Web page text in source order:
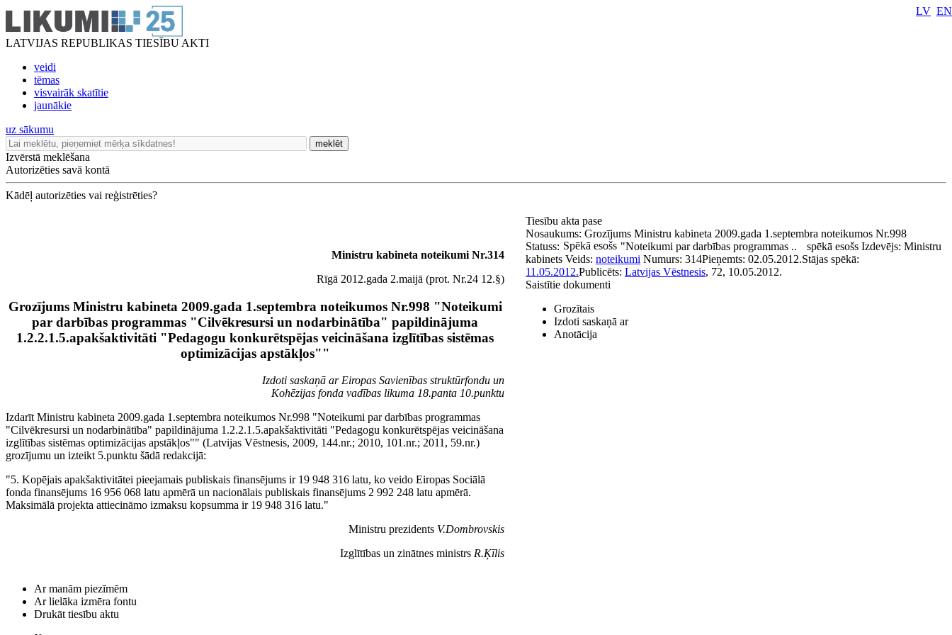
LATVIJAS REPUBLIKAS TIESĪBU AKTI
veidi
tēmas
visvairāk skatītie
jaunākie
LV EN
uz sākumu
meklēt
Izvērstā meklēšana
Autorizēties savā kontā
Kādēļ autorizēties vai reģistrēties?
Ministru kabineta noteikumi Nr.314
Rīgā 2012.gada 2.maijā (prot. Nr.24 12.§)
Grozījums Ministru kabineta 2009.gada 1.septembra noteikumos Nr.998 "Noteikumi
par darbības programmas "Cilvēkresursi un nodarbinātība" papildinājuma
1.2.2.1.5.apakšaktivitāti "Pedagogu konkurētspējas veicināšana izglītības sistēmas
optimizācijas apstākļos""
Izdoti saskaņā ar Eiropas Savienības struktūrfondu un
Kohēzijas fonda vadības likuma 18.panta 10.punktu
Izdarīt Ministru kabineta 2009.gada 1.septembra noteikumos Nr.998 "Noteikumi par darbības programmas
"Cilvēkresursi un nodarbinātība" papildinājuma 1.2.2.1.5.apakšaktivitāti "Pedagogu konkurētspējas veicināšana
izglītības sistēmas optimizācijas apstākļos"" (Latvijas Vēstnesis, 2009, 144.nr.; 2010, 101.nr.; 2011, 59.nr.)
grozījumu un izteikt 5.punktu šādā redakcijā:
"5. Kopējais apakšaktivitātei pieejamais publiskais finansējums ir 19 948 316 latu, ko veido Eiropas Sociālā
fonda finansējums 16 956 068 latu apmērā un nacionālais publiskais finansējums 2 992 248 latu apmērā.
Maksimālā projekta attiecināmo izmaksu kopsumma ir 19 948 316 latu."
Ministru prezidents V.Dombrovskis
Izglītības un zinātnes ministrs R.Ķīlis
Tiesību akta pase
Nosaukums: Grozījums Ministru kabineta 2009.gada 1.septembra noteikumos Nr.998
"Noteikumi par darbības programmas ..
Statuss: Spēkā esošs spēkā esošs Izdevējs: Ministru
kabinets Veids: noteikumi Numurs: 314Pieņemts: 02.05.2012.Stājas spēkā:
11.05.2012.Publicēts: Latvijas Vēstnesis, 72, 10.05.2012.
Saistītie dokumenti
Grozītais
Izdoti saskaņā ar
Anotācija
Ar manām piezīmēm
Ar lielāka izmēra fontu
Drukāt tiesību aktu